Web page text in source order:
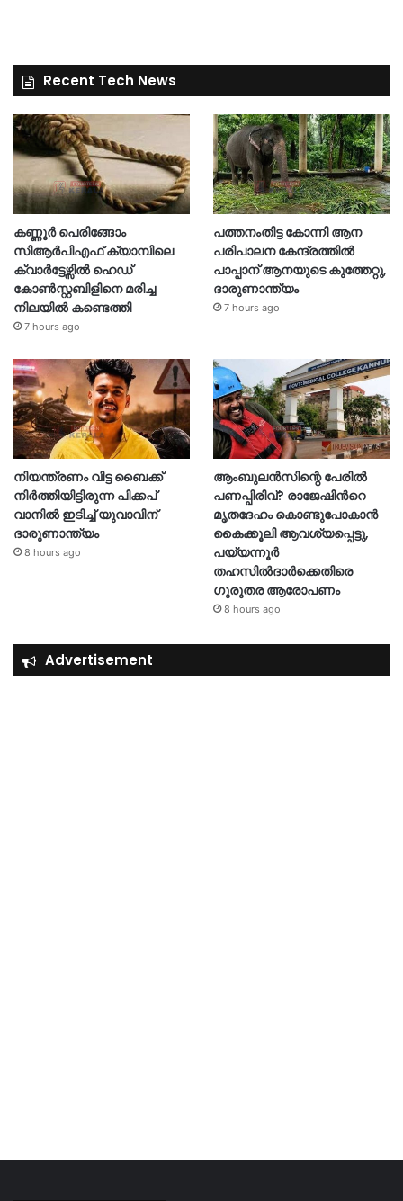
Recent Tech News
കണ്ണൂർ പെരിങ്ങോം
സിആർപിഎഫ് ക്യാമ്പിലെ
ക്വാർട്ടേഴ്സിൽ ഹെഡ്
കോൺസ്റ്റബിളിനെ മരിച്ച
നിലയിൽ കണ്ടെത്തി
7 hours ago
പത്തനംതിട്ട കോന്നി ആന
പരിപാലന കേന്ദ്രത്തിൽ
പാപ്പാന് ആനയുടെ കുത്തേറ്റു,
ദാരുണാന്ത്യം
7 hours ago
നിയന്ത്രണം വിട്ട ബൈക്ക്
നിർത്തിയിട്ടിരുന്ന പിക്കപ്
വാനിൽ ഇടിച്ച് യുവാവിന്
ദാരുണാന്ത്യം
8 hours ago
ആംബുലൻസിന്റെ പേരിൽ
പണപ്പിരിവ്? രാജേഷിന്‍റെ
മൃതദേഹം കൊണ്ടുപോകാൻ
കൈക്കൂലി ആവശ്യപ്പെട്ടു,
പയ്യന്നൂർ
തഹസിൽദാർക്കെതിരെ
ഗുരുതര ആരോപണം
8 hours ago
Advertisement